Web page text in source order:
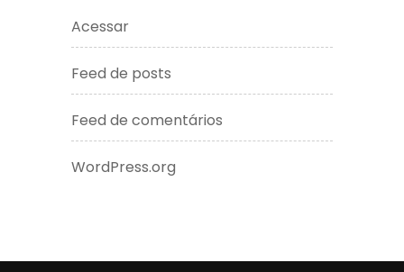
Acessar
Feed de posts
Feed de comentários
WordPress.org